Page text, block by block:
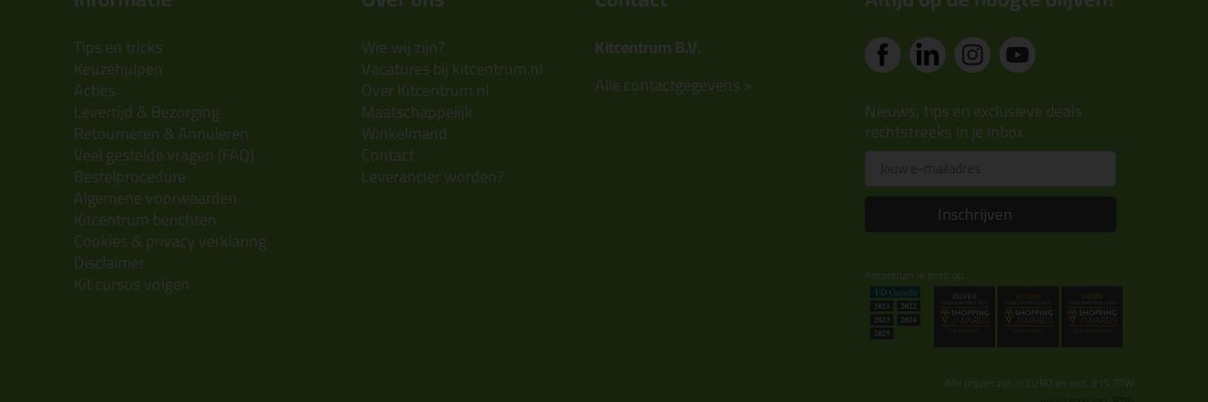
Tips en tricks
Keuzehulpen
Acties
Levertijd & Bezorging
Retourneren & Annuleren
Veel gestelde vragen (FAQ)
Bestelprocedure
Algemene voorwaarden
Kitcentrum berichten
Cookies & privacy verklaring
Disclaimer
Kit cursus volgen
Wie wij zijn?
Vacatures bij kitcentrum.nl
Over Kitcentrum.nl
Maatschappelijk
Winkelmand
Contact
Leverancier worden?
Kitcentrum B.V.
Alle contactgegevens >
Nieuws, tips en exclusieve deals
rechtstreeks in je inbox
Inschrijven
Kitcentrum is trots op:
Alle prijzen zijn in EURO en excl. 21% BTW